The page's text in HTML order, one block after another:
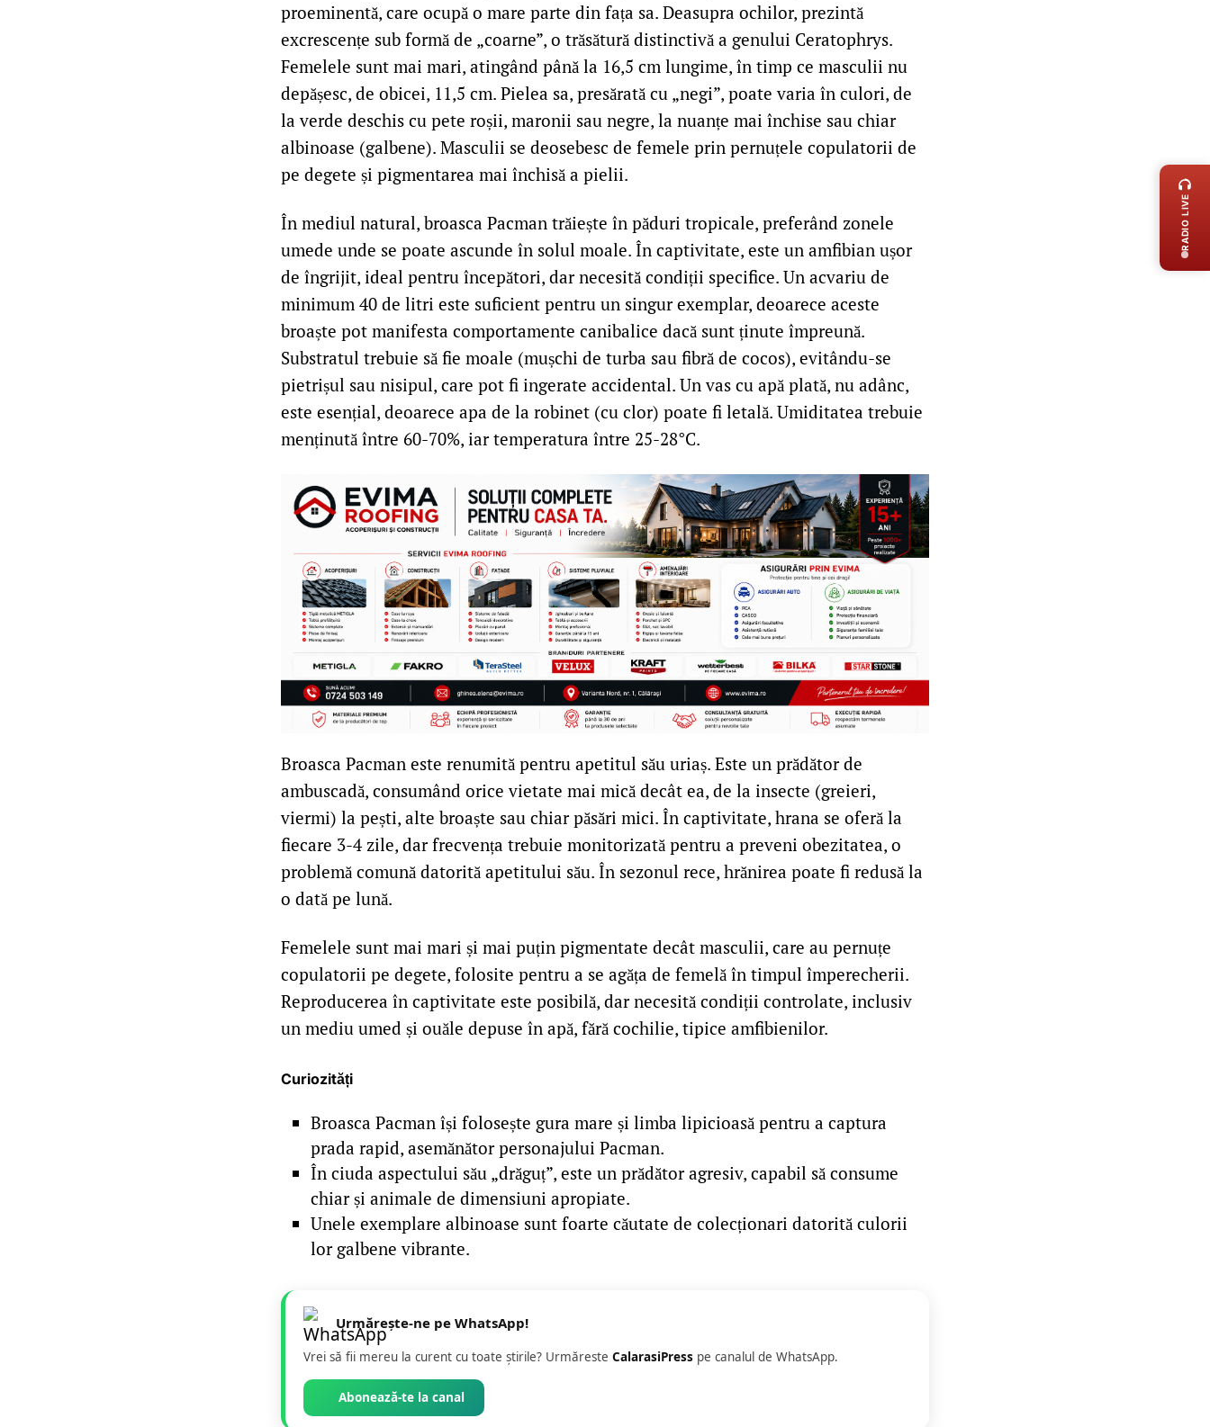
proeminentă, care ocupă o mare parte din fața sa. Deasupra ochilor, prezintă
excrescențe sub formă de „coarne”, o trăsătură distinctivă a genului Ceratophrys.
Femelele sunt mai mari, atingând până la 16,5 cm lungime, în timp ce masculii nu
depășesc, de obicei, 11,5 cm. Pielea sa, presărată cu „negi”, poate varia în culori, de
la verde deschis cu pete roșii, maronii sau negre, la nuanțe mai închise sau chiar
albinoase (galbene). Masculii se deosebesc de femele prin pernuțele copulatorii de
pe degete și pigmentarea mai închisă a pielii.
În mediul natural, broasca Pacman trăiește în păduri tropicale, preferând zonele
umede unde se poate ascunde în solul moale. În captivitate, este un amfibian ușor
de îngrijit, ideal pentru începători, dar necesită condiții specifice. Un acvariu de
minimum 40 de litri este suficient pentru un singur exemplar, deoarece aceste
broaște pot manifesta comportamente canibalice dacă sunt ținute împreună.
Substratul trebuie să fie moale (mușchi de turba sau fibră de cocos), evitându-se
pietrișul sau nisipul, care pot fi ingerate accidental. Un vas cu apă plată, nu adânc,
este esențial, deoarece apa de la robinet (cu clor) poate fi letală. Umiditatea trebuie
menținută între 60-70%, iar temperatura între 25-28°C.
Broasca Pacman este renumită pentru apetitul său uriaș. Este un prădător de
ambuscadă, consumând orice vietate mai mică decât ea, de la insecte (greieri,
viermi) la pești, alte broaște sau chiar păsări mici. În captivitate, hrana se oferă la
fiecare 3-4 zile, dar frecvența trebuie monitorizată pentru a preveni obezitatea, o
problemă comună datorită apetitului său. În sezonul rece, hrănirea poate fi redusă la
o dată pe lună.
Femelele sunt mai mari și mai puțin pigmentate decât masculii, care au pernuțe
copulatorii pe degete, folosite pentru a se agăța de femelă în timpul împerecherii.
Reproducerea în captivitate este posibilă, dar necesită condiții controlate, inclusiv
un mediu umed și ouăle depuse în apă, fără cochilie, tipice amfibienilor.
Curiozități
Broasca Pacman își folosește gura mare și limba lipicioasă pentru a captura
prada rapid, asemănător personajului Pacman.
În ciuda aspectului său „drăguț”, este un prădător agresiv, capabil să consume
chiar și animale de dimensiuni apropiate.
Unele exemplare albinoase sunt foarte căutate de colecționari datorită culorii
lor galbene vibrante.
Urmărește-ne pe WhatsApp!
Vrei să fii mereu la curent cu toate știrile? Urmăreste CalarasiPress pe canalul de WhatsApp.
Abonează-te la canal
RADIO LIVE